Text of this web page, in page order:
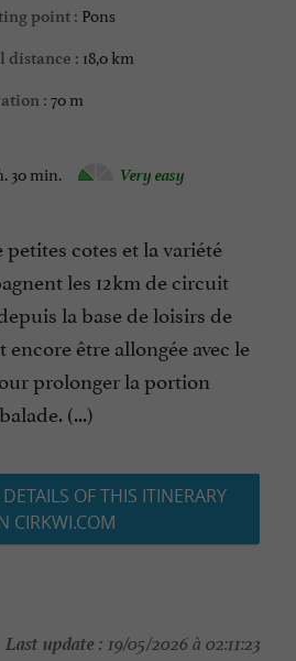
point : Pons
distance : 18,0 km
: 70 m
30 min. Very easy
cotes et la variété
les 12km de circuit
la base de loisirs de
encore être allongée avec le
prolonger la portion
(...)
OF THIS ITINERARY
CIRKWI.COM
Last update : 19/05/2026 à 02:11:23